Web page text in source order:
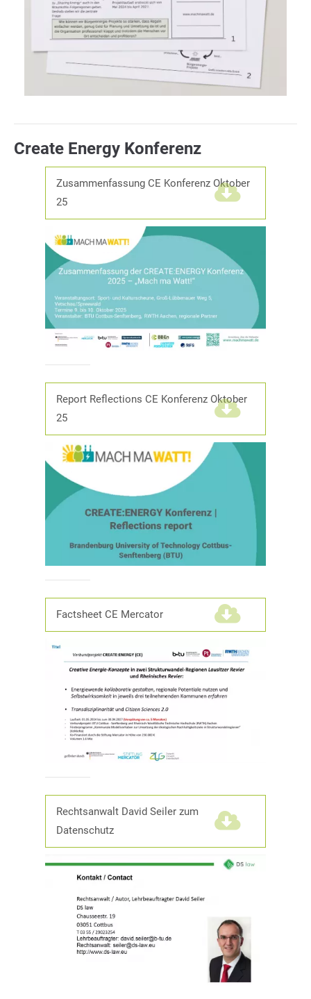
Create Energy Konferenz
Zusammenfassung CE Konferenz Oktober
25
Report Reflections CE Konferenz Oktober
25
Factsheet CE Mercator
Rechtsanwalt David Seiler zum
Datenschutz